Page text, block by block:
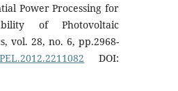
Power Processing for
of Photovoltaic
vol. 28, no. 6, pp.2968-
DOI: